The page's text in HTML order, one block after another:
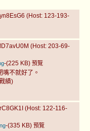
(Host: 123-193-
(Host: 203-69-
-(225 KB) 預覽
嘴不就好了。
績)
(Host: 122-116-
-(335 KB) 預覽